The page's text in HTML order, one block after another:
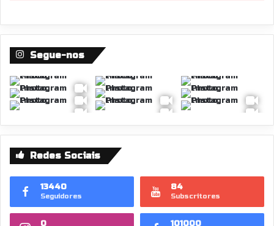
Segue-nos
Redes Sociais
13440
Seguidores
84
Subscritores
0 101000